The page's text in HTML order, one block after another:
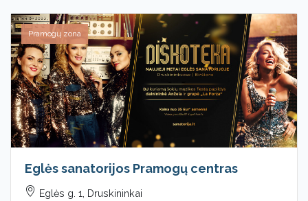
Pramogų zona
Eglės sanatorijos Pramogų centras
Eglės g. 1, Druskininkai